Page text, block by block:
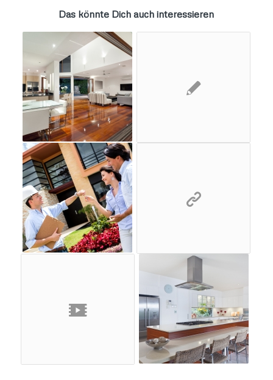
Das könnte Dich auch interessieren